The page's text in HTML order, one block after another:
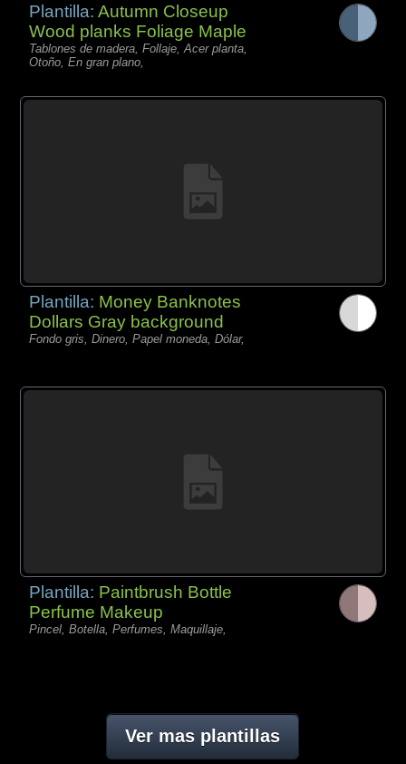
Plantilla:Autumn Closeup
Wood planks Foliage Maple
Tablones de madera, Follaje, Acer planta,
Otoño, En gran plano,
Plantilla: Money Banknotes
Dollars Gray background
Fondo gris, Dinero, Papel moneda, Dólar,
Plantilla: Paintbrush Bottle
Perfume Makeup
Pincel, Botella, Perfumes, Maquillaje,
Ver mas plantillas